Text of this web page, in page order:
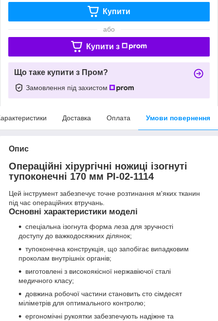
Купити
або
Купити з
Що таке купити з Пром?
Замовлення під захистом
Доставка Оплата Умови повернення
Опис
Операційні хірургічні ножиці ізогнуті
тупоконечні 170 мм PI-02-1114
Цей інструмент забезпечує точне розтинання м'яких тканин
під час операційних втручань.
Основні характеристики моделі
спеціальна ізогнута форма леза для зручності
доступу до важкодосяжних ділянок;
тупоконечна конструкція, що запобігає випадковим
проколам внутрішніх органів;
виготовлені з високоякісної нержавіючої сталі
медичного класу;
довжина робочої частини становить сто сімдесят
міліметрів для оптимального контролю;
ергономічні рукоятки забезпечують надіжне та